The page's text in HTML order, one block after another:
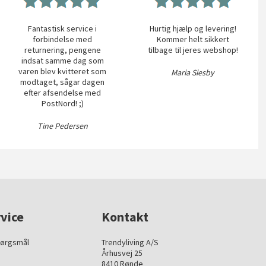
Fantastisk service i
forbindelse med
returnering, pengene
indsat samme dag som
varen blev kvitteret som
modtaget, sågar dagen
efter afsendelse med
PostNord! ;)
Tine Pedersen
Hurtig hjælp og levering!
Kommer helt sikkert
tilbage til jeres webshop!
Maria Siesby
Kontakt
Trendyliving A/S
Århusvej 25
8410 Rønde